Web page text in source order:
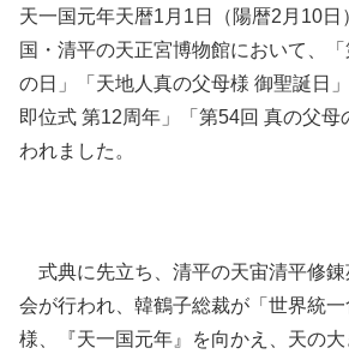
天一国元年天暦1月1日（陽暦2月10
国・清平の天正宮博物館において、
の日」「天地人真の父母様 御聖誕日
即位式 第12周年」「第54回 真の父母
われました。
式典に先立ち、清平の天宙清平修
会が行われ、韓鶴子総裁が「世界統
様、『天一国元年』を向かえ、天の